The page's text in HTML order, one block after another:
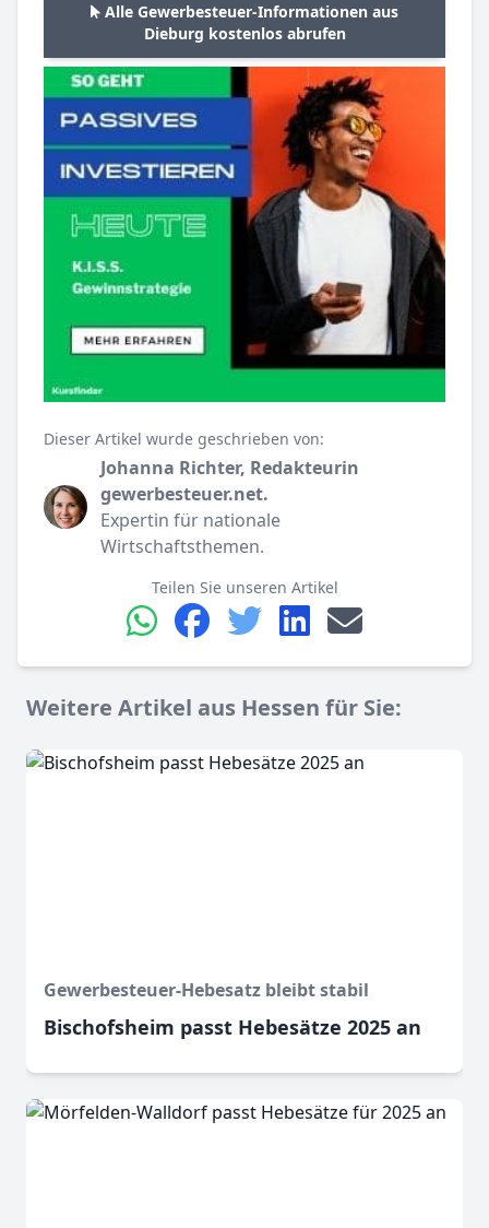
Alle Gewerbesteuer-Informationen aus
Dieburg kostenlos abrufen
Dieser Artikel wurde geschrieben von:
Johanna Richter, Redakteurin
gewerbesteuer.net.
Expertin für nationale
Wirtschaftsthemen.
Teilen Sie unseren Artikel
Weitere Artikel aus Hessen für Sie:
Gewerbesteuer-Hebesatz bleibt stabil
Bischofsheim passt Hebesätze 2025 an